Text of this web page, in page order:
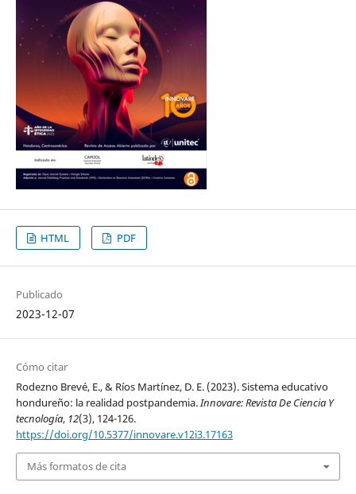
HTML PDF
Publicado
2023-12-07
Cómo citar
Rodezno Brevé, E., & Ríos Martínez, D. E. (2023). Sistema educativo
hondureño: la realidad postpandemia.Innovare: Revista De Ciencia Y
tecnología, 12(3), 124-126.
https://doi.org/10.5377/innovare.v12i3.17163
Más formatos de cita